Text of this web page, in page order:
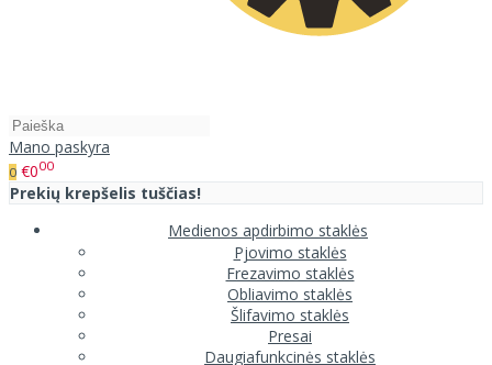
Mano paskyra
0 €000
Prekių krepšelis tuščias!
Medienos apdirbimo staklės
Pjovimo staklės
Frezavimo staklės
Obliavimo staklės
Šlifavimo staklės
Presai
Daugiafunkcinės staklės